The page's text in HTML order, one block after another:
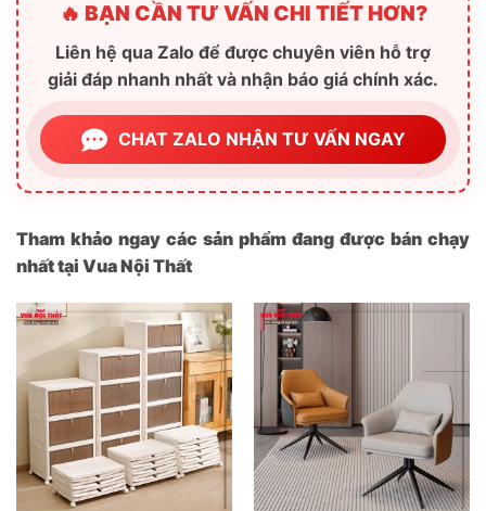
🔥 BẠN CẦN TƯ VẤN CHI TIẾT HƠN?
Liên hệ qua Zalo để được chuyên viên hỗ trợ
giải đáp nhanh nhất và nhận báo giá chính xác.
CHAT ZALO NHẬN TƯ VẤN NGAY
Tham khảo ngay các sản phẩm đang được bán chạy
nhất tại Vua Nội Thất